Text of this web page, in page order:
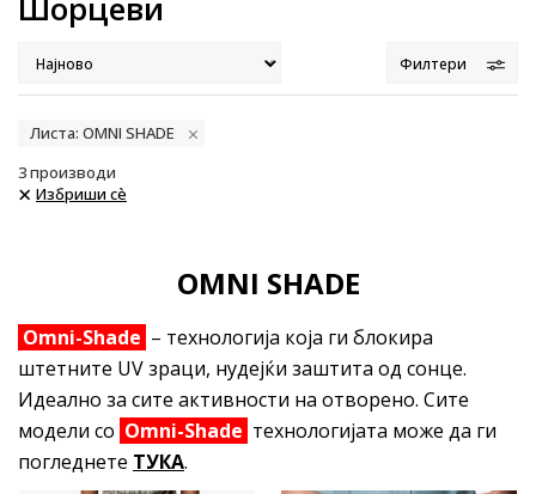
Филтери
Листа: OMNI SHADE
3производи
Избриши сè
OMNI SHADE
Omni-Shade – технологија која ги блокира
штетните UV зраци, нудејќи заштита од сонце.
Идеално за сите активности на отворено. Сите
модели со Omni-Shade технологијата може да ги
погледнете ТУКА.